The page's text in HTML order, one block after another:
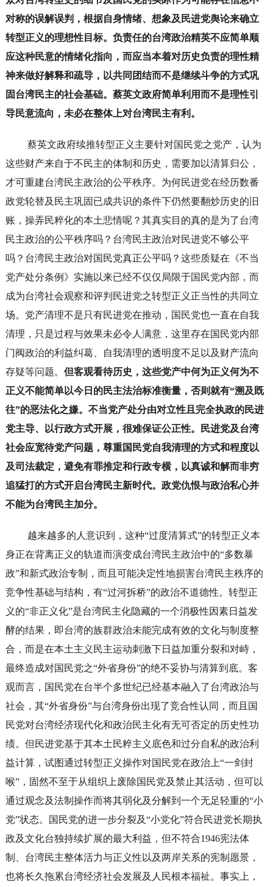
对称的误解误判，根据自身情绪、想象及民进党舆论来确立
转型正义的理想性目标。负责任的台湾政治精英不应简单顺
应这种民意的情绪化指向，而应当本着对历史负责的理性精
神来做好解释和疏导，以共同团结而不是继续斗争的方式巩
固台湾民主的社会基础。蔡英文政府简单利用而不是理性引
导民意流向，未必在整体上对台湾民主有利。
蔡英文政府续推转型正义主要针对国民党之党产，认为
这些财产来自于不民主的体制和历史，需要加以清算归公，
才可重建台湾民主政治的公平秩序。为何民进党在经历数番
政党轮替及民主巩固已成共识的条件下仍然要翻炒历史的旧
账，操弄民粹化的本土悲情呢？其真实目的真的是为了台湾
民主政治的公平秩序吗？台湾民主政治对民进党不够公平
吗？台湾民主政治对国民党真正公平吗？这些质疑在《不当
党产处分条例》实施以来已经不仅仅局限于国民党内部，而
成为台湾社会观察和评判民进党之转型正义正当性的共同立
场。党产清理不是只有民进党在推动，国民党也一直在自我
清理，只是过程与效果未必令人满意，这里存在国民党内部
门阀政治的利益纠葛、自我清理的透明度不足以及财产流向
存疑等问题。但客观看待历史，这些党产中何为正义何为不
正义不能简单以今日的民主法治标准衡量，否则就有“溯及既
往”的恶法化之嫌。不当党产处分由对立性且完全执政的民进
党主导、以行政方式开展，很难保证公正性。民进党及台湾
社会应宽待党产问题，尊重国民党自我清理的方式和程度以
及司法裁定，避免有罪推定和行政专横，以真诚和解而非穷
追猛打的方式开启台湾民主新时代。政党仇恨与政治私心并
不能为台湾民主加分。
越来越多的人意识到，这种“过度清算式”的转型正义本
身正在背离正义的轨道而演变成台湾民主政治中的“多数暴
政”和新式政治专制，而且可能决定性地损害台湾民主秩序的
竞争性基础与结构，有“过河拆桥”的政治不道德性。转型正
义的“非正义化”是台湾民主化隐藏的一个消极性因素日益发
酵的结果，即台湾的族群政治未能完成有效的文化与制度整
合，而是在本土主义民主运动刺激下日益加重分裂和对峙，
最终造成对国民党之“外省身份”的绝不妥协与清算到底。客
观而言，国民党在台半个多世纪已经基本融入了台湾政治与
社会，其“外省身份”与台湾身份出现了竞合性认同，而且国
民党对台湾经济现代化和政治民主化有无可否定的历史性功
绩。但民进党基于其本土民粹主义底色和过分自私的政治利
益计算，试图通过转型正义操作对国民党在政治上“一剑封
喉”，固然不至于从组织上废除国民党及禁止其活动，但可以
通过观念及法制操作而将其弱化及分解到一个无足轻重的“小
党”状态。国民党的进一步分裂及“小党化”符合民进党长期执
政及文化台独持续扩展的最大利益，但不符合1946宪法体
制、台湾民主整体活力与正义性以及两岸关系的宪制愿景，
也将长久拖累台湾经济社会发展及人民根本福祉。事实上，